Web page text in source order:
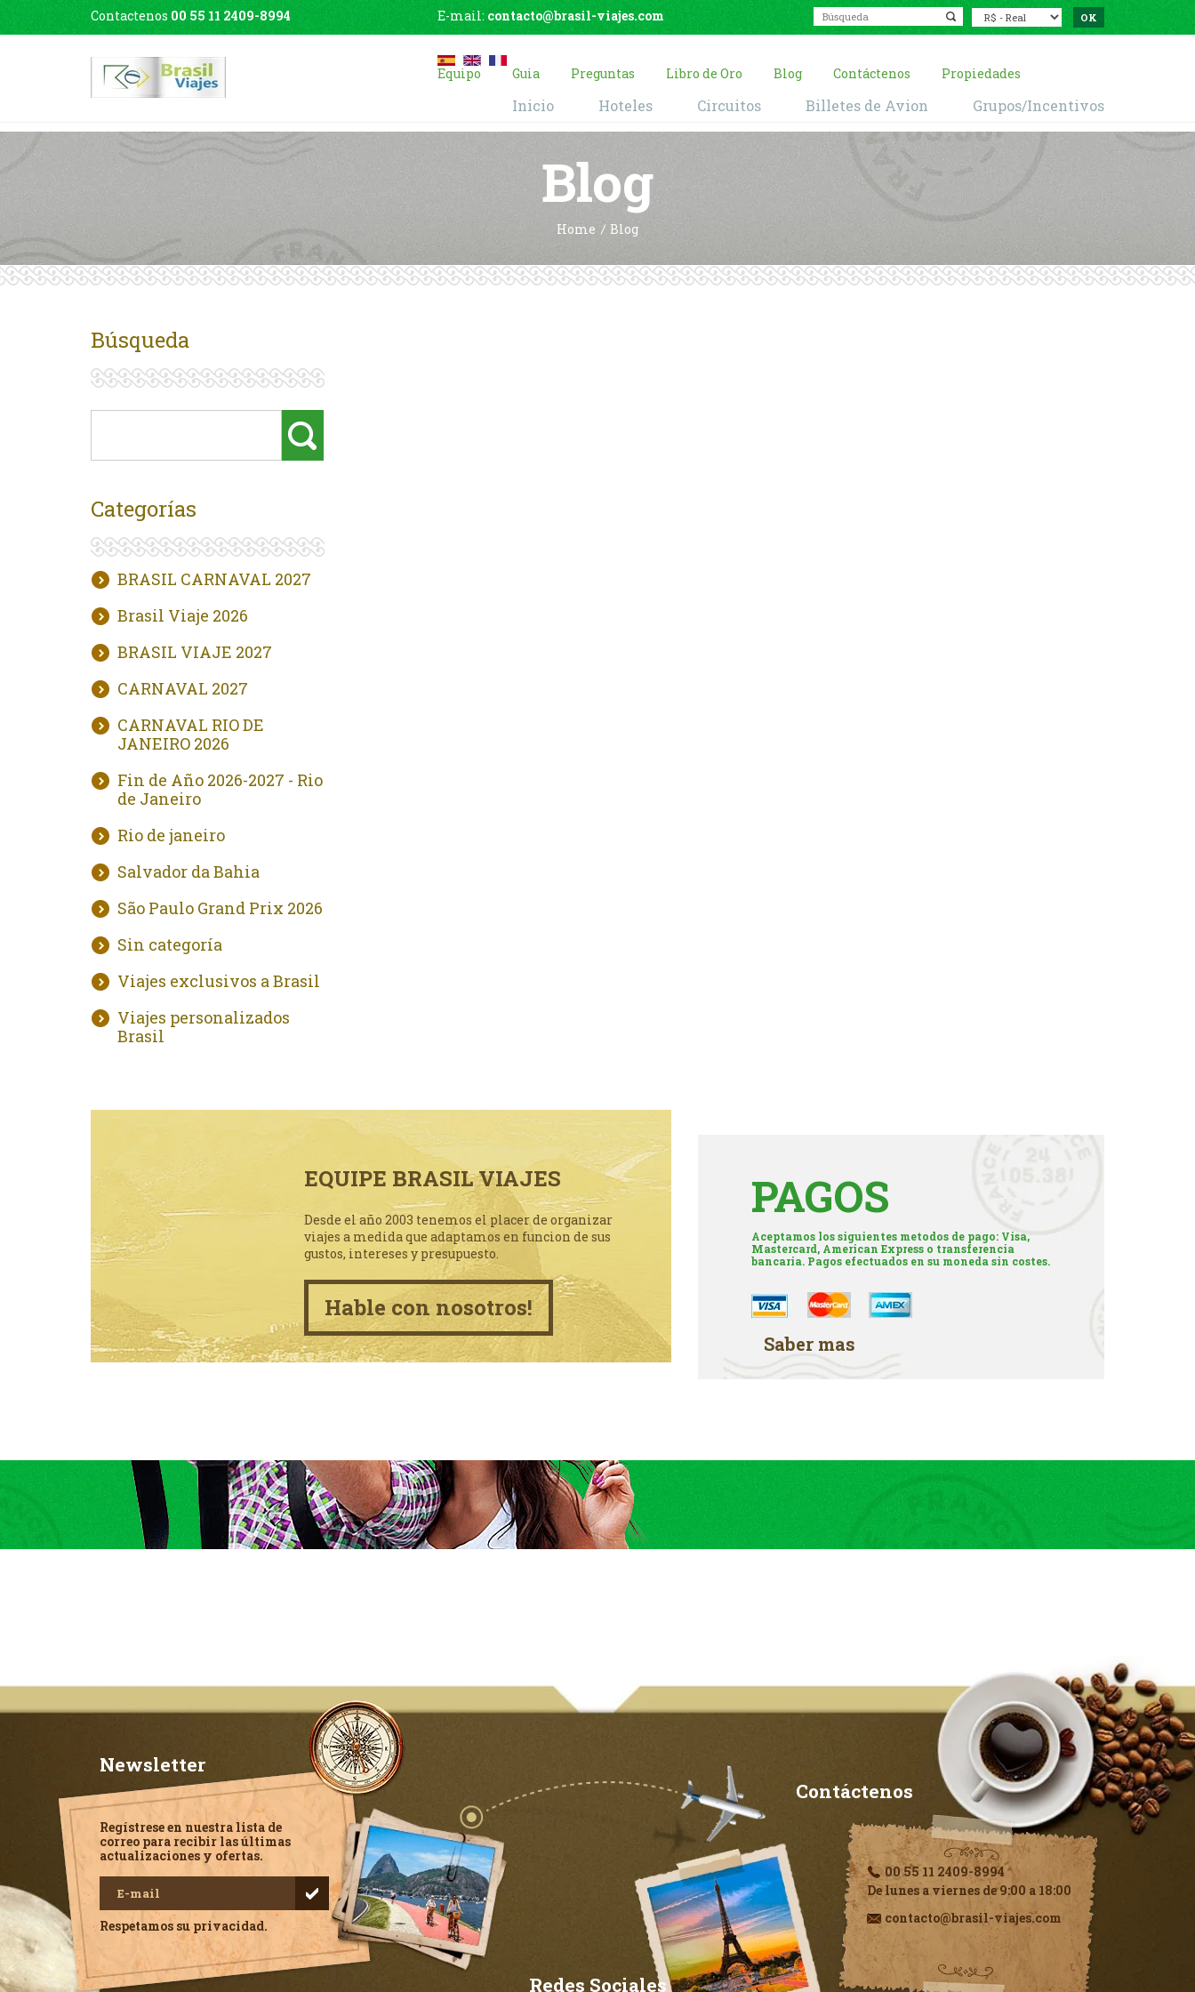
Contactenos 00 55 11 2409-8994 E-mail: contacto@brasil-viajes.com
Equipo Guia Preguntas Libro de Oro Blog Contáctenos Propiedades
Inicio Hoteles Circuitos Billetes de Avion Grupos/Incentivos
Blog
Home Blog
Búsqueda
Categorías
BRASIL CARNAVAL 2027
Brasil Viaje 2026
BRASIL VIAJE 2027
CARNAVAL 2027
CARNAVAL RIO DE
JANEIRO 2026
Fin de Año 2026-2027 - Rio
de Janeiro
Rio de janeiro
Salvador da Bahia
São Paulo Grand Prix 2026
Sin categoría
Viajes exclusivos a Brasil
Viajes personalizados
Brasil
EQUIPE BRASIL VIAJES
Desde el año 2003 tenemos el placer de organizar
viajes a medida que adaptamos en funcion de sus
gustos, intereses y presupuesto.
Hable con nosotros!
PAGOS
Aceptamos los siguientes metodos de pago: Visa,
Mastercard, American Express o transferencia
bancaria. Pagos efectuados en su moneda sin costes.
Saber mas
Newsletter
Regístrese en nuestra lista de
correo para recibir las últimas
actualizaciones y ofertas.
Respetamos su privacidad.
Contáctenos
00 55 11 2409-8994
De lunes a viernes de 9:00 a 18:00
contacto@brasil-viajes.com
Redes Sociales